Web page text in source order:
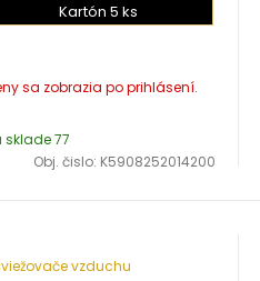
Kartón 5 ks
sklade 77
Obj. čislo: K5908252014200
vzduchu